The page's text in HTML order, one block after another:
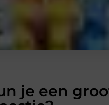
je een